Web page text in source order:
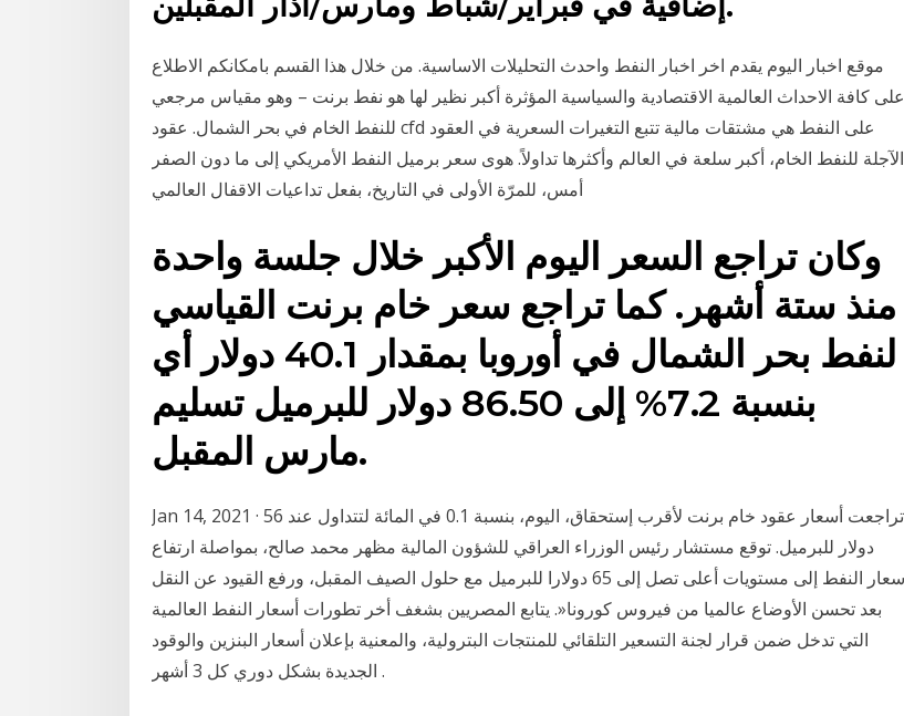
موقع اخبار اليوم يقدم اخر اخبار النفط واحدث التحليلات الاساسية. من خلال هذا القسم بامكانكم الاطلاع
على كافة الاحداث العالمية الاقتصادية والسياسية المؤثرة أكبر نظير لها هو نفط برنت – وهو مقياس مرجعي
للنفط الخام في بحر الشمال. عقود cfd على النفط هي مشتقات مالية تتبع التغيرات السعرية في العقود
الآجلة للنفط الخام، أكبر سلعة في العالم وأكثرها تداولاً. هوى سعر برميل النفط الأمريكي إلى ما دون الصفر
أمس، للمرّة الأولى في التاريخ، بفعل تداعيات الاقفال العالمي
وكان تراجع السعر اليوم الأكبر خلال جلسة واحدة
منذ ستة أشهر. كما تراجع سعر خام برنت القياسي
لنفط بحر الشمال في أوروبا بمقدار 40.1 دولار أي
بنسبة 7.2% إلى 86.50 دولار للبرميل تسليم
مارس المقبل.
Jan 14, 2021 · تراجعت أسعار عقود خام برنت لأقرب إستحقاق، اليوم، بنسبة 0.1 في المائة لتتداول عند 56
دولار للبرميل. توقع مستشار رئيس الوزراء العراقي للشؤون المالية مظهر محمد صالح، بمواصلة ارتفاع
أسعار النفط إلى مستويات أعلى تصل إلى 65 دولارا للبرميل مع حلول الصيف المقبل، ورفع القيود عن النقل
بعد تحسن الأوضاع عالميا من فيروس كورونا«. يتابع المصريين بشغف أخر تطورات أسعار النفط العالمية
التي تدخل ضمن قرار لجنة التسعير التلقائي للمنتجات البترولية، والمعنية بإعلان أسعار البنزين والوقود
الجديدة بشكل دوري كل 3 أشهر .